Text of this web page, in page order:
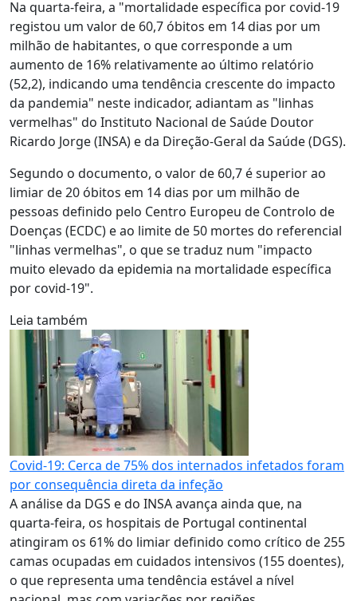
Na quarta-feira, a "mortalidade específica por covid-19
registou um valor de 60,7 óbitos em 14 dias por um
milhão de habitantes, o que corresponde a um
aumento de 16% relativamente ao último relatório
(52,2), indicando uma tendência crescente do impacto
da pandemia" neste indicador, adiantam as "linhas
vermelhas" do Instituto Nacional de Saúde Doutor
Ricardo Jorge (INSA) e da Direção-Geral da Saúde (DGS).
Segundo o documento, o valor de 60,7 é superior ao
limiar de 20 óbitos em 14 dias por um milhão de
pessoas definido pelo Centro Europeu de Controlo de
Doenças (ECDC) e ao limite de 50 mortes do referencial
"linhas vermelhas", o que se traduz num "impacto
muito elevado da epidemia na mortalidade específica
por covid-19".
Leia também
Covid-19: Cerca de 75% dos internados infetados foram
por consequência direta da infeção
A análise da DGS e do INSA avança ainda que, na
quarta-feira, os hospitais de Portugal continental
atingiram os 61% do limiar definido como crítico de 255
camas ocupadas em cuidados intensivos (155 doentes),
o que representa uma tendência estável a nível